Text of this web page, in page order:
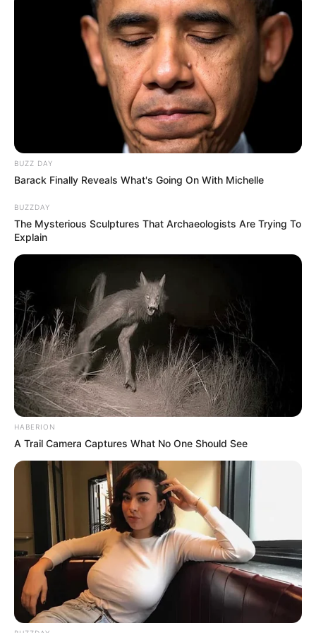
ΠΟΙΟΣ ΣΚΟΤΩΣΕ ΤΟΝ
ΚΑΠΟΔΙΣΤΡΙΑ;;[Η δολοφονία
του Καποδίστρια – Ποιοι
ήταν οι πραγματικοί...
Υγειονομικοί: Επιστολή-
κόλαφος στην επέτειο των
αναστολών..
Όλα τα κείμενα και οι εικόνες είναι πνευματική ιδιοκτησία του
ΝΙΚΟΛΑΟΣ ΑΝΑΞΙΜΑΝΔΡΟΣ. Aπαγορεύεται η αναπαραγωγή, η
αναδημοσίευση και η τροποποίησή τους χωρίς προηγούμενη
γραπτή άδεια του δημιουργού τους. Με επιφύλαξη κάθε νόμιμου
δικαιώματος. Διαβάστε τηνΠολιτική Απορρήτου
του website πριν
να το χρησιμοποιήσετε, καθώς χρησιμοποιώντας το την
αποδέχεστε. Ο ιστότοπος διατηρεί το δικαίωμα να τροποποιήσει
τους όρους χρήσης.
Επικοινωνήστε μαζί μας: nikolaosgeor@gmail.com
BUZZ DAY
Barack Finally Reveals What's Going On With Michelle
BUZZDAY
The Mysterious Sculptures That Archaeologists Are Trying To
Explain
HABERION
A Trail Camera Captures What No One Should See